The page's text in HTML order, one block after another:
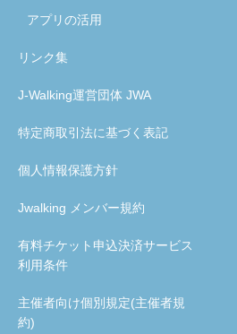
アプリの活用
リンク集
J-Walking運営団体 JWA
特定商取引法に基づく表記
個人情報保護方針
Jwalking メンバー規約
有料チケット申込決済サービス
利用条件
主催者向け個別規定(主催者規
約)